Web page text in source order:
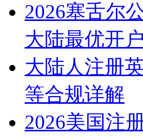
2026塞舌尔
大陆最优开
大陆人注册
等合规详解
2026美国注